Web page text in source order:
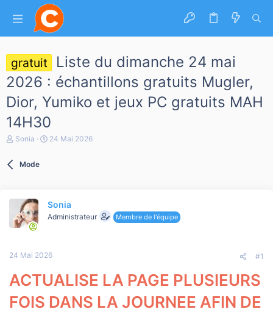
gratuit
Liste du dimanche 24 mai
2026 : échantillons gratuits Mugler,
Dior, Yumiko et jeux PC gratuits MAH
14H30
A
d
l
a
s
u
s
s
i
Sonia
D
é
b
24 Mai 2026
Mode
Sonia
Administrateur Membre de l'équipe
24 Mai 2026 #1
ACTUALISE LA PAGE PLUSIEURS
FOIS DANS LA JOURNEE AFIN DE